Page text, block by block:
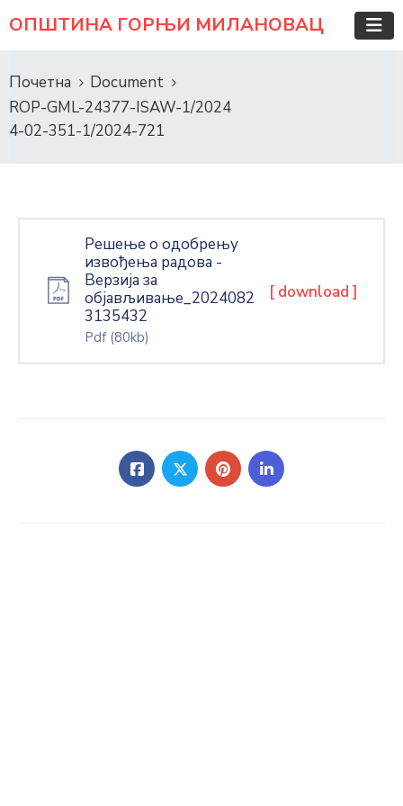
ОПШТИНА ГОРЊИ МИЛАНОВАЦ
Почетна
Document
ROP-GML-24377-ISAW-1/2024
4-02-351-1/2024-721
Решење о одобрењу
извођења радова -
Верзија за
објављивање_2024082
3135432
Pdf (80kb)
[ download ]